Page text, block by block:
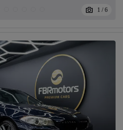
1 / 6